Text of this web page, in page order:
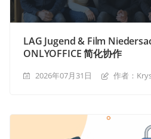
LAG Jugend & Film
ONLYOFFICE 简化协作
2026年07月31日 作者：